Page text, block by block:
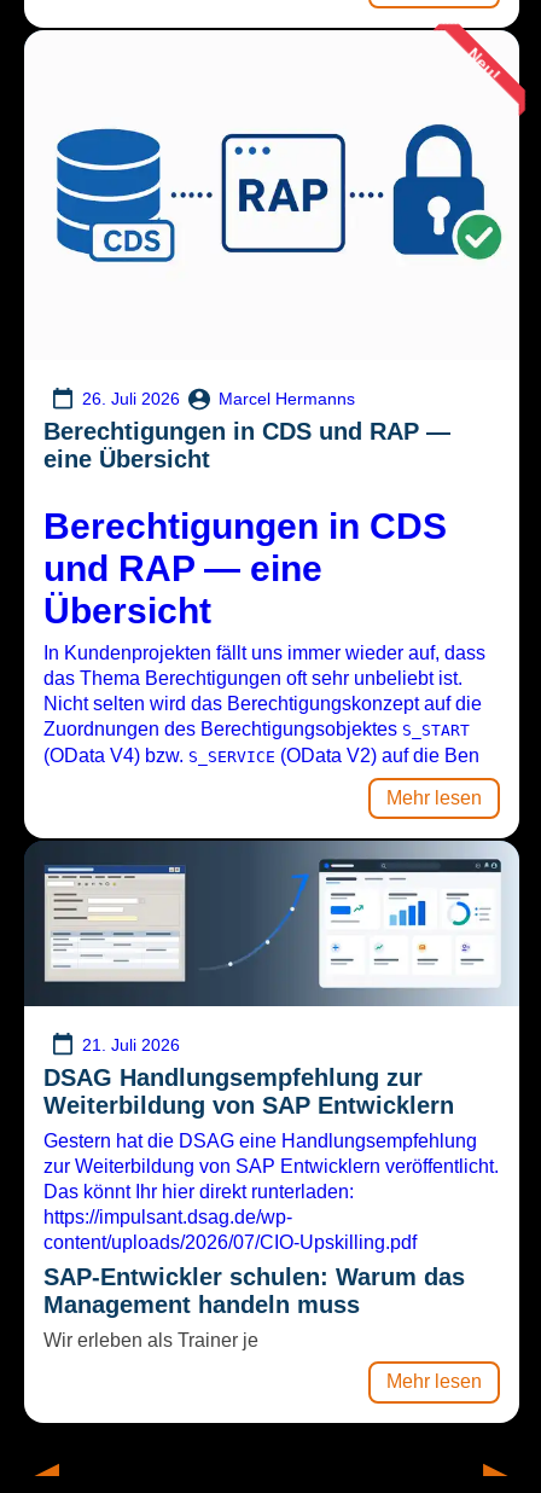
Neu!
26. Juli 2026 Marcel Hermanns
Berechtigungen in CDS und RAP —
eine Übersicht
Berechtigungen in CDS
und RAP — eine
Übersicht
In Kundenprojekten fällt uns immer wieder auf, dass
das Thema Berechtigungen oft sehr unbeliebt ist.
Nicht selten wird das Berechtigungskonzept auf die
Zuordnungen des Berechtigungsobjektes S_START
(OData V4) bzw. S_SERVICE (OData V2) auf die Ben
Mehr lesen
21. Juli 2026
DSAG Handlungsempfehlung zur
Weiterbildung von SAP Entwicklern
Gestern hat die DSAG eine Handlungsempfehlung
zur Weiterbildung von SAP Entwicklern veröffentlicht.
Das könnt Ihr hier direkt runterladen:
https://impulsant.dsag.de/wp-
content/uploads/2026/07/CIO-Upskilling.pdf
SAP-Entwickler schulen: Warum das
Management handeln muss
Wir erleben als Trainer je
Mehr lesen